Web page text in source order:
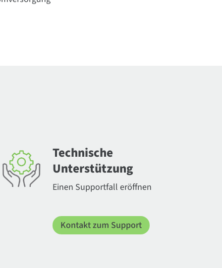
Technische
Unterstützung
Einen Supportfall eröffnen
Kontakt zum Support